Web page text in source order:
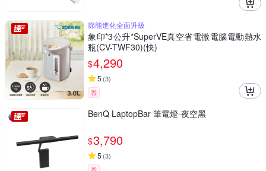
節能進化全面升級
象印*3公升*SuperVE真空省電微電腦電動熱水
瓶(CV-TWF30)(快)
$4,290
5 (3)
券
BenQ LaptopBar 筆電燈-夜空黑
$3,790
5 (3)